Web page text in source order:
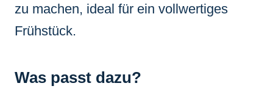
zu machen, ideal für ein vollwertiges
Frühstück.
Was passt dazu?